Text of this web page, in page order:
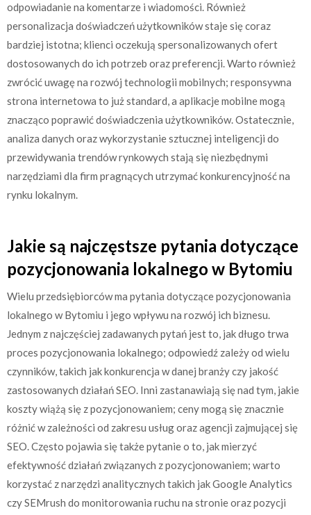
odpowiadanie na komentarze i wiadomości. Również
personalizacja doświadczeń użytkowników staje się coraz
bardziej istotna; klienci oczekują spersonalizowanych ofert
dostosowanych do ich potrzeb oraz preferencji. Warto również
zwrócić uwagę na rozwój technologii mobilnych; responsywna
strona internetowa to już standard, a aplikacje mobilne mogą
znacząco poprawić doświadczenia użytkowników. Ostatecznie,
analiza danych oraz wykorzystanie sztucznej inteligencji do
przewidywania trendów rynkowych stają się niezbędnymi
narzędziami dla firm pragnących utrzymać konkurencyjność na
rynku lokalnym.
Jakie są najczęstsze pytania dotyczące
pozycjonowania lokalnego w Bytomiu
Wielu przedsiębiorców ma pytania dotyczące pozycjonowania
lokalnego w Bytomiu i jego wpływu na rozwój ich biznesu.
Jednym z najczęściej zadawanych pytań jest to, jak długo trwa
proces pozycjonowania lokalnego; odpowiedź zależy od wielu
czynników, takich jak konkurencja w danej branży czy jakość
zastosowanych działań SEO. Inni zastanawiają się nad tym, jakie
koszty wiążą się z pozycjonowaniem; ceny mogą się znacznie
różnić w zależności od zakresu usług oraz agencji zajmującej się
SEO. Często pojawia się także pytanie o to, jak mierzyć
efektywność działań związanych z pozycjonowaniem; warto
korzystać z narzędzi analitycznych takich jak Google Analytics
czy SEMrush do monitorowania ruchu na stronie oraz pozycji